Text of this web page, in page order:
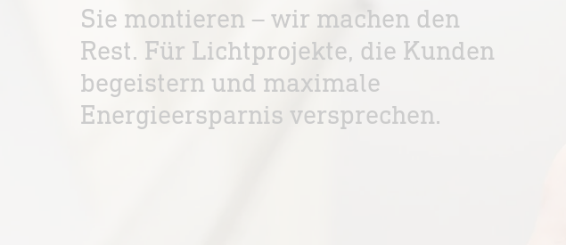
Sie montieren – wir machen den
Rest. Für Lichtprojekte, die Kunden
begeistern und maximale
Energieersparnis versprechen.